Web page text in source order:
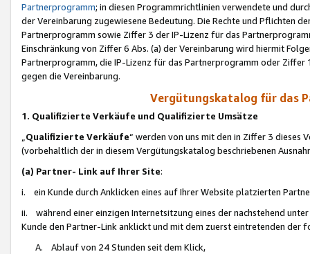
Partnerprogramm; in diesen Programmrichtlinien verwendete und
der Vereinbarung zugewiesene Bedeutung. Die Rechte und Pflichten
Partnerprogramm sowie Ziffer 3 der IP-Lizenz für das
Einschränkung von Ziffer 6 Abs. (a) der Vereinbarung wird hiermit
Partnerprogramm, die IP-Lizenz für das Partnerprogramm oder
gegen die Vereinbarung.
Vergütungskatalog für das
1. Qualifizierte Verkäufe und Qualifizierte Umsätze
Qualifizierte Verkäufe“ werden von uns mit den in Ziffer 3
(vorbehaltlich der in diesem Vergütungskatalog beschriebenen
(a) Partner- Link auf Ihrer Site:
i. ein Kunde durch Anklicken eines auf Ihrer Website platzierten
ii. während einer einzigen Internetsitzung eines der nachstehend
Kunde den Partner-Link anklickt und mit dem zuerst eintretenden der
A. Ablauf von 24 Stunden seit dem Klick,